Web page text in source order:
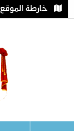
خارطة الموقع